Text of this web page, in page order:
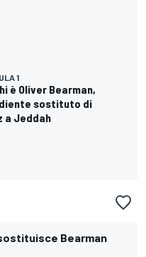
1
è Oliver Bearman,
sostituto di
a Jeddah
Bearman